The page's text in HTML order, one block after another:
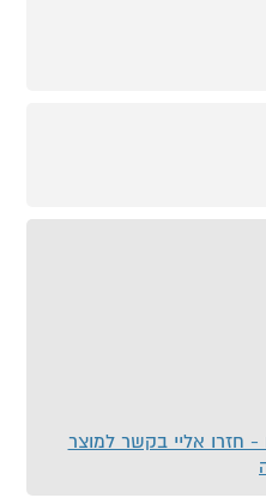
- חזרו אליי בקשר למוצר